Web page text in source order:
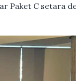
Paket C setara